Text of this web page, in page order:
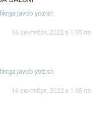
javob yozish
16 сентября, 2022 в 1:05 пп
javob yozish
16 сентября, 2022 в 1:05 пп